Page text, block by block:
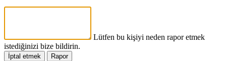
Lütfen bu kişiyi neden rapor etmek
istediğinizi bize bildirin.
İptal etmek Rapor